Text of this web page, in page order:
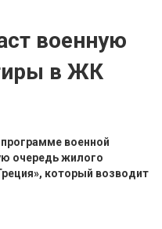
военную
в ЖК
военной
очередь жилого
который возводит